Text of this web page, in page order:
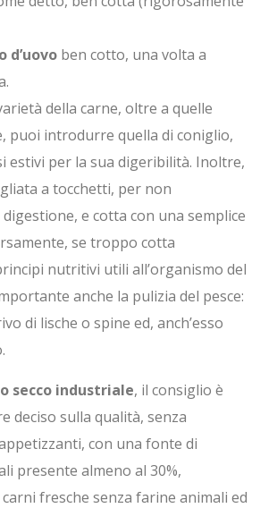
d’uovo ben cotto, una volta a
della carne, oltre a quelle
puoi introdurre quella di coniglio,
estivi per la sua digeribilità. Inoltre,
a tocchetti, per non
e cotta con una semplice
se troppo cotta
nutritivi utili all’organismo del
anche la pulizia del pesce:
di lische o spine ed, anch’esso
secco industriale, il consiglio è
deciso sulla qualità, senza
con una fonte di
presente almeno al 30%,
fresche senza farine animali ed